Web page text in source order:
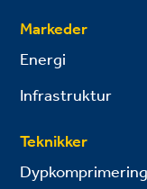
Markeder
Energi
Infrastruktur
Teknikker
Dypkomprimering